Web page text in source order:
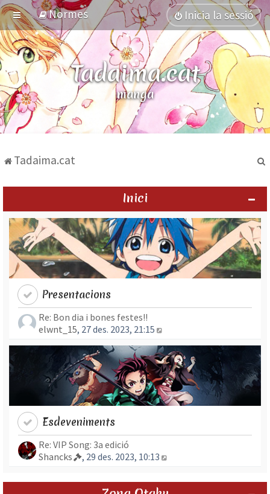
Normes Inicia la sessió
Tadaima.cat
manga
Tadaima.cat
Inici
Presentacions
Re: Bon dia i bones festes!!
elwnt_15, 27 des. 2023, 21:15
Esdeveniments
Re: VIP Song: 3a edició
Shancks
, 29 des. 2023, 10:13